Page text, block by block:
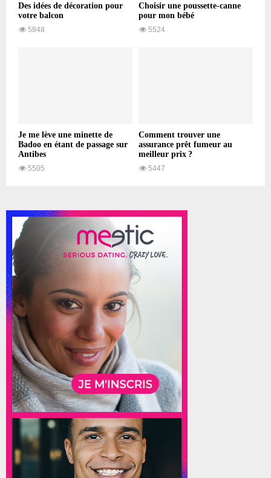
Des idées de décoration pour
votre balcon
5848
Choisir une poussette-canne
pour mon bébé
5524
Je me lève une minette de
Badoo en étant de passage sur
Antibes
5505
Comment trouver une
assurance prêt fumeur au
meilleur prix ?
5447